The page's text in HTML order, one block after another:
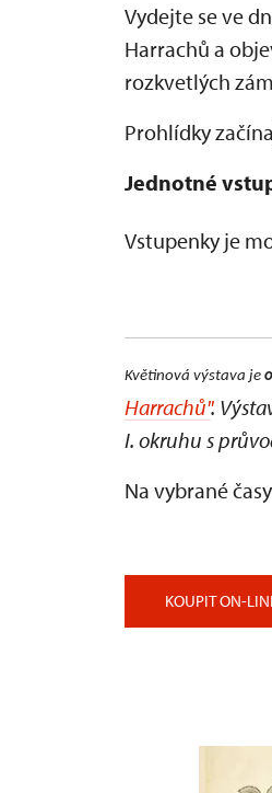
Vydejte se ve
Harrachů a
rozkvetlých
Prohlídky
Jednotné
Vstupenky je
Květinová výstava je
Harrachů".
I. okruhu s
Na vybrané
KOUPIT ON-